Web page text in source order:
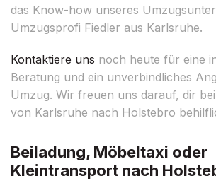
das Know-how unseres
Umzugsprofi Fiedler aus Karlsruhe.
Kontaktiere uns noch heute für eine
Beratung und ein unverbindliches
Umzug. Wir freuen uns darauf, dir
von Karlsruhe nach Holstebro
Beiladung, Möbeltaxi oder
Kleintransport nach